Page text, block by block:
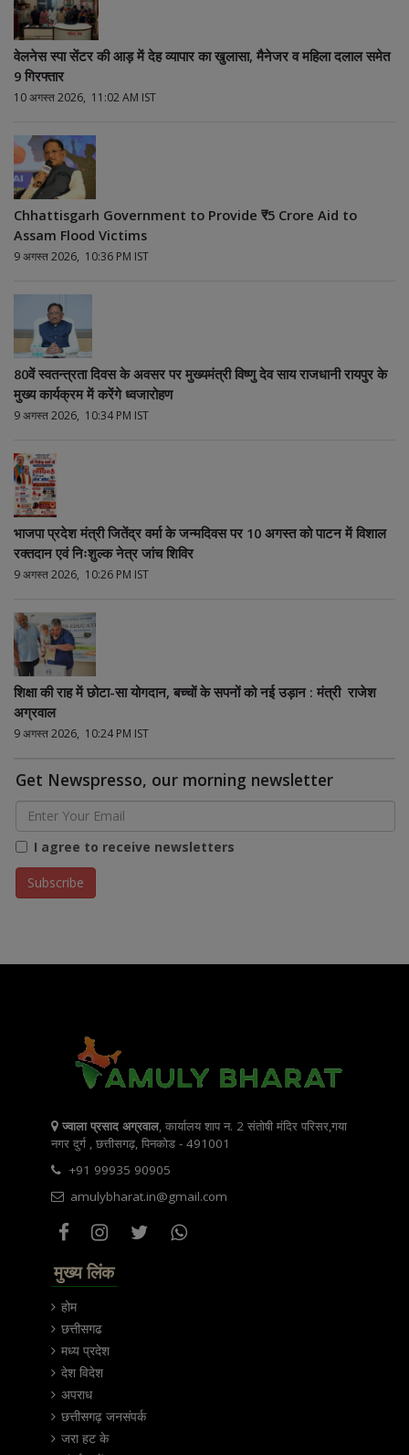
वेलनेस स्पा सेंटर की आड़ में देह व्यापार का खुलासा, मैनेजर व महिला दलाल समेत
9 गिरफ्तार
10 अगस्त 2026, 11:02 AM IST
Chhattisgarh Government to Provide ₹5 Crore Aid to
Assam Flood Victims
9 अगस्त 2026, 10:36 PM IST
80वें स्वतन्त्रता दिवस के अवसर पर मुख्यमंत्री विष्णु देव साय राजधानी रायपुर के
मुख्य कार्यक्रम में करेंगे ध्वजारोहण
9 अगस्त 2026, 10:34 PM IST
भाजपा प्रदेश मंत्री जितेंद्र वर्मा के जन्मदिवस पर 10 अगस्त को पाटन में विशाल
रक्तदान एवं निःशुल्क नेत्र जांच शिविर
9 अगस्त 2026, 10:26 PM IST
शिक्षा की राह में छोटा-सा योगदान, बच्चों के सपनों को नई उड़ान : मंत्री राजेश
अग्रवाल
9 अगस्त 2026, 10:24 PM IST
Get Newspresso, our morning newsletter
I agree to receive newsletters
ज्वाला प्रसाद अग्रवाल, कार्यालय शाप न. 2 संतोषी मंदिर परिसर,गया
नगर दुर्ग , छत्तीसगढ़, पिनकोड - 491001
+91 99935 90905
amulybharat.in@gmail.com
मुख्य लिंक
होम
छत्तीसगढ
मध्य प्रदेश
देश विदेश
अपराध
छत्तीसगढ़ जनसंपर्क
जरा हट के